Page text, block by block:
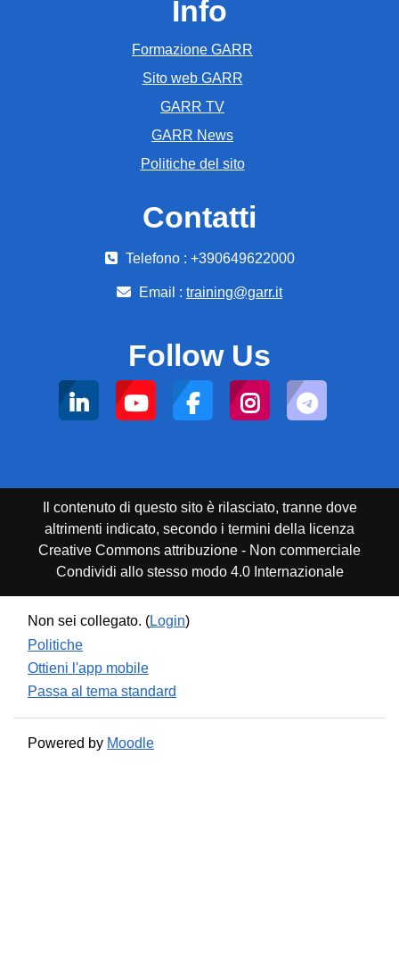
Info
Formazione GARR
Sito web GARR
GARR TV
GARR News
Politiche del sito
Contatti
Telefono : +390649622000
Email : training@garr.it
Follow Us
Il contenuto di questo sito è rilasciato, tranne dove
altrimenti indicato, secondo i termini della licenza
Creative Commons attribuzione - Non commerciale
Condividi allo stesso modo 4.0 Internazionale
Non sei collegato. (Login)
Politiche
Ottieni l'app mobile
Passa al tema standard
Powered by Moodle